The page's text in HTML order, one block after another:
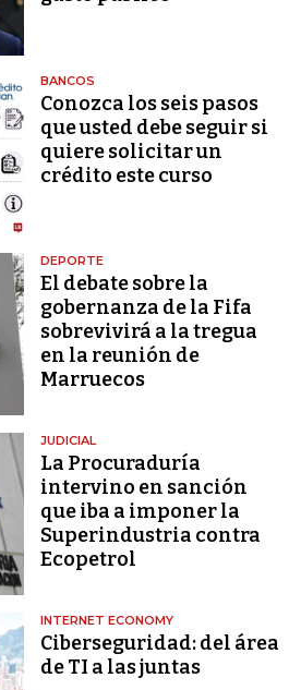
BANCOS
Conozca los seis pasos
que usted debe seguir si
quiere solicitar un
crédito este curso
DEPORTE
El debate sobre la
gobernanza de la Fifa
sobrevivirá a la tregua
en la reunión de
Marruecos
JUDICIAL
La Procuraduría
intervino en sanción
que iba a imponer la
Superindustria contra
Ecopetrol
INTERNET ECONOMY
Ciberseguridad: del área
de TI a las juntas